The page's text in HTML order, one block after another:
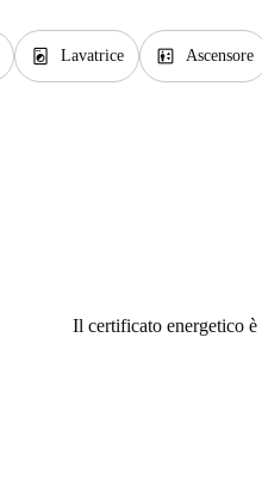
local_laundry_service Lavatrice elevator Ascensore
Il certificato energetico